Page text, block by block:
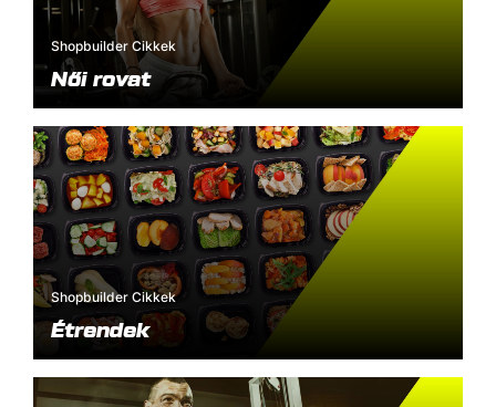
Shopbuilder Cikkek
Női rovat
Shopbuilder Cikkek
Étrendek